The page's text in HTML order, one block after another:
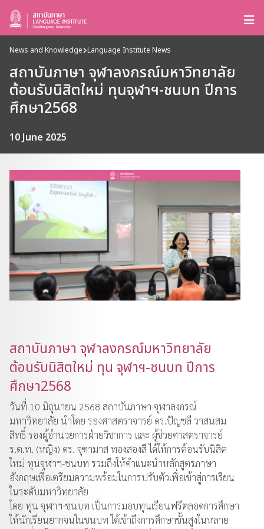
News and Knowledge Language Institute News
สถาบันภาษา จุฬาลงกรณ์มหาวิทยาลัย
ต้อนรับนิสิตใหม่ ทุนจุฬาฯ-ชนบท ปีการ
ศึกษา2568
10 June 2025
สถาบันภาษา จุฬาลงกรณ์มหาวิทยาลัย
ต้อนรับนิสิตใหม่ ทุน จุฬาฯ-ชนบท ปีการ
ศึกษา2568
วันที่ 10 มิถุนายน 2568 สถาบันภาษา จุฬาลงกรณ์
มหาวิทยาลัย นำโดย รองศาสตราจารย์ ดร.ปัญชลี วาสนสม
สิทธิ์ รองผู้อำนวยการฝ่ายวิชาการ และ ผู้ช่วยศาสตราจารย์
ร.ต.ท. (หญิง) ดร. จุฑามาส ทองสองสี ได้ให้การต้อนรับนิสิต
ใหม่ ทุนจุฬาฯ-ชนบท รวมถึงให้คำแนะนำหลักสูตรภาษา
อังกฤษเพื่อเตรียมความพร้อมในการปรับตัวเพื่อเข้าสู่การเรียน
ในระดับมหาวิทยาลัย
โดย ทุน จุฬาฯ-ชนบท เป็นการมอบทุนเรียนฟรีตลอดการศึกษา
ให้นักเรียนยากจนในชนบท ได้เข้าถึงการศึกษาขั้นสูงในหลาย